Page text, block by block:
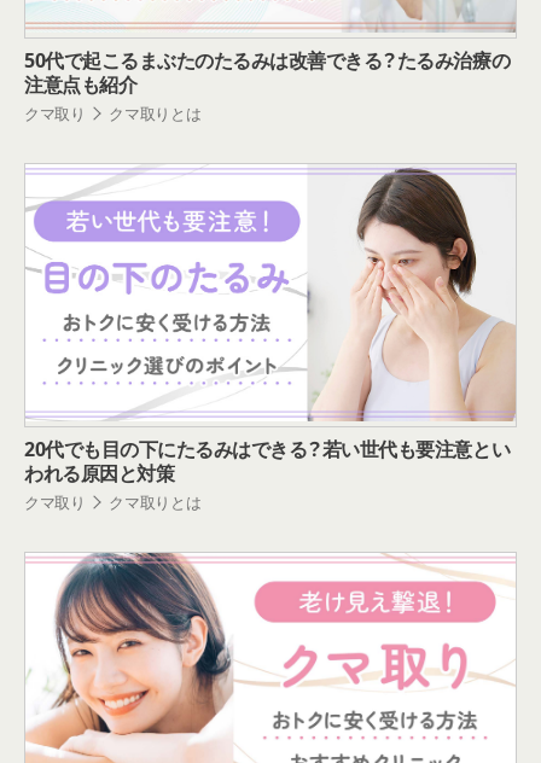
50代で起こるまぶたのたるみは改善できる？たるみ治療の
注意点も紹介
クマ取り クマ取りとは
20代でも目の下にたるみはできる？若い世代も要注意とい
われる原因と対策
クマ取り クマ取りとは